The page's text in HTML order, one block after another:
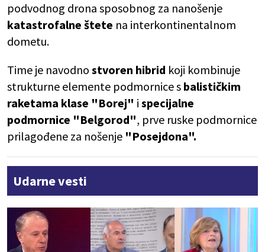
podvodnog drona sposobnog za nanošenje
katastrofalne štete na interkontinentalnom
dometu.
Time je navodno stvoren hibrid koji kombinuje
strukturne elemente podmornice s balističkim
raketama klase "Borej" i specijalne
podmornice "Belgorod", prve ruske podmornice
prilagođene za nošenje "Posejdona".
Udarne vesti